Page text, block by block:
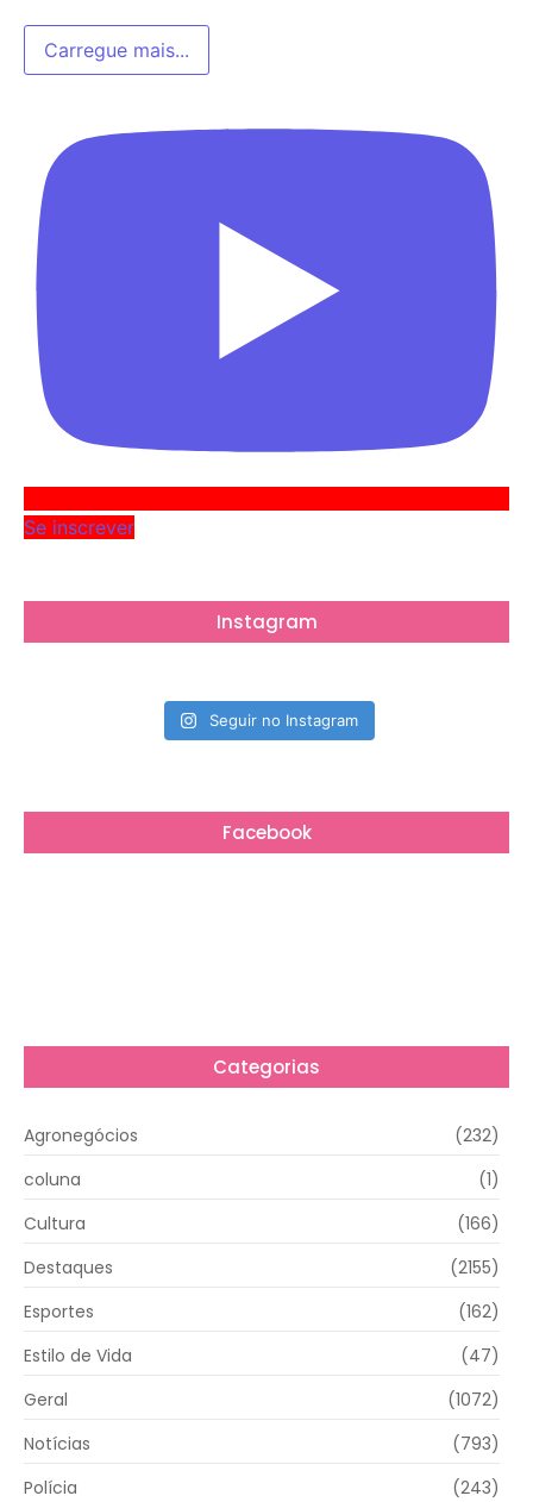
Carregue mais...
Se inscrever
Instagram
Seguir no Instagram
Facebook
Categorias
Agronegócios
(232)
coluna
(1)
Cultura
(166)
Destaques
(2155)
Esportes
(162)
Estilo de Vida
(47)
Geral
(1072)
Notícias
(793)
Polícia
(243)